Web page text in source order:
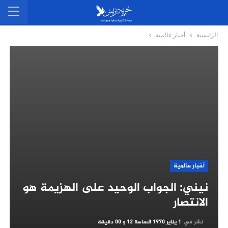
الرئيسية أخبار عالمية
أخبار عالمية
نيني: الجواب الوحيد على الهزيمة هو
الانتصار
نشر في 1 يناير 1970 الساعة 12 و 00 دقيقة